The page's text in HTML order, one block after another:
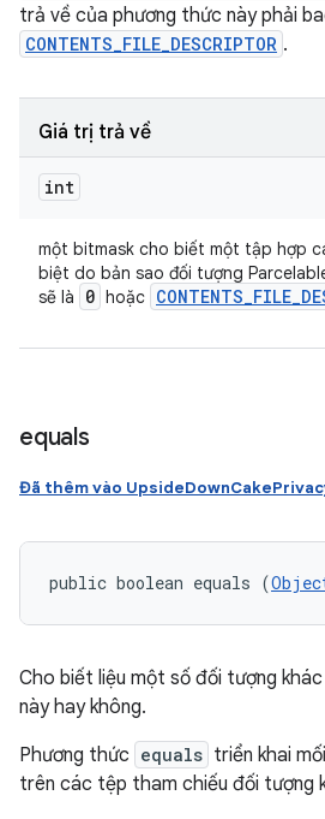
trả về của phương thức này phải
CONTENTS_FILE_DESCRIPTOR .
Giá trị trả về
int
một bitmask cho biết một tập hợp
biệt do bản sao đối tượng
sẽ là
0 hoặc CONTENTS_FILE_
equals
Đã thêm vào
public boolean equals (
Cho biết liệu một số đối tượng
này hay không.
Phương thức equals triển khai
trên các tệp tham chiếu đối tượng